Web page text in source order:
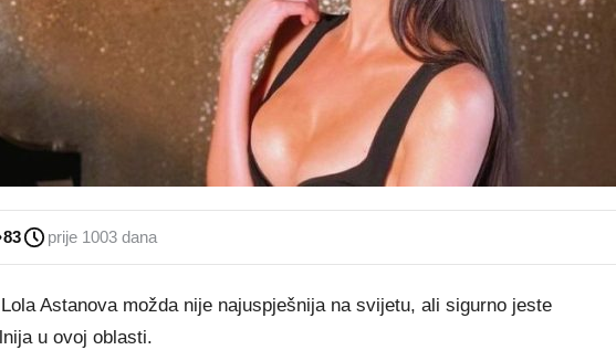
83 prije 1003 dana
Astanova možda nije najuspješnija na svijetu, ali sigurno jeste
u ovoj oblasti.